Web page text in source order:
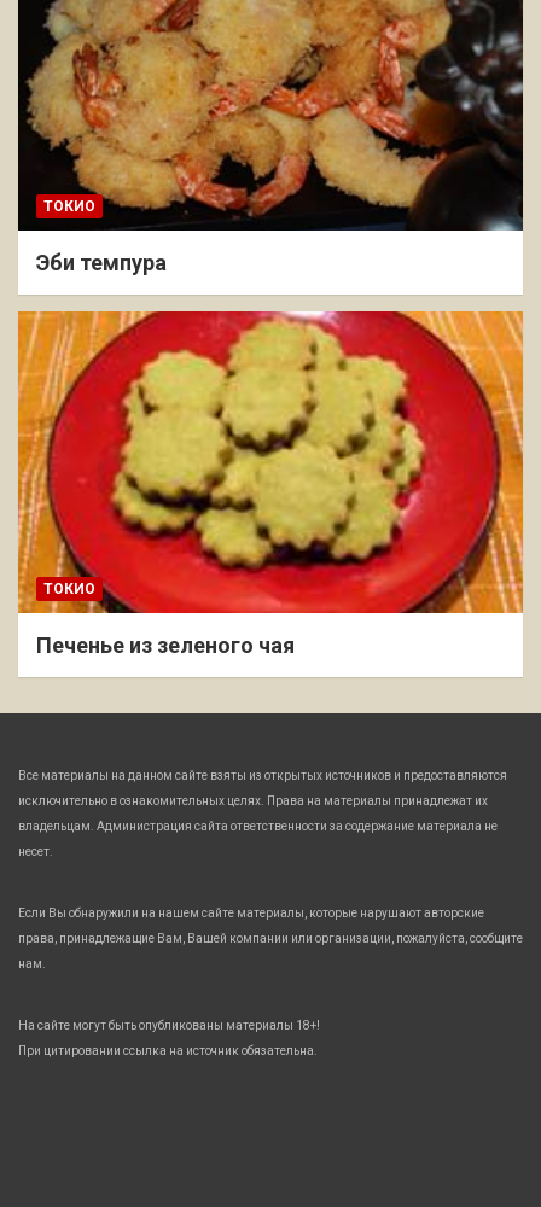
ТОКИО
Эби темпура
ТОКИО
Печенье из зеленого чая
Все материалы на данном сайте взяты из открытых источников и предоставляются
исключительно в ознакомительных целях. Права на материалы принадлежат их
владельцам. Администрация сайта ответственности за содержание материала не
несет.
Если Вы обнаружили на нашем сайте материалы, которые нарушают авторские
права, принадлежащие Вам, Вашей компании или организации, пожалуйста, сообщите
нам.
На сайте могут быть опубликованы материалы 18+!
При цитировании ссылка на источник обязательна.